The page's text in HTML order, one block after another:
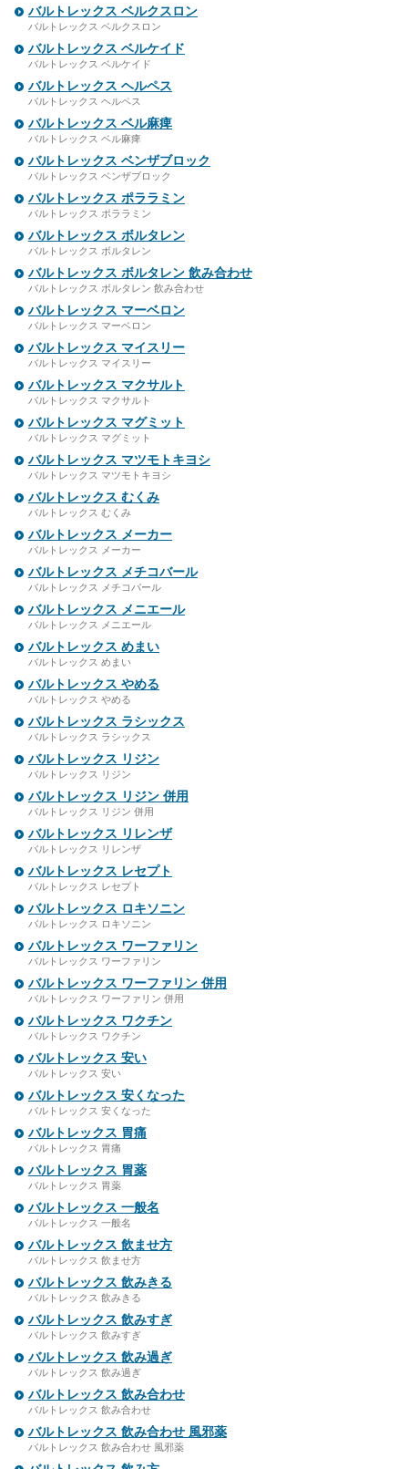
バルトレックス ベルクスロン
バルトレックス ベルクスロン
バルトレックス ベルケイド
バルトレックス ベルケイド
バルトレックス ヘルペス
バルトレックス ヘルペス
バルトレックス ベル麻痺
バルトレックス ベル麻痺
バルトレックス ベンザブロック
バルトレックス ベンザブロック
バルトレックス ポララミン
バルトレックス ポララミン
バルトレックス ボルタレン
バルトレックス ボルタレン
バルトレックス ボルタレン 飲み合わせ
バルトレックス ボルタレン 飲み合わせ
バルトレックス マーベロン
バルトレックス マーベロン
バルトレックス マイスリー
バルトレックス マイスリー
バルトレックス マクサルト
バルトレックス マクサルト
バルトレックス マグミット
バルトレックス マグミット
バルトレックス マツモトキヨシ
バルトレックス マツモトキヨシ
バルトレックス むくみ
バルトレックス むくみ
バルトレックス メーカー
バルトレックス メーカー
バルトレックス メチコバール
バルトレックス メチコバール
バルトレックス メニエール
バルトレックス メニエール
バルトレックス めまい
バルトレックス めまい
バルトレックス やめる
バルトレックス やめる
バルトレックス ラシックス
バルトレックス ラシックス
バルトレックス リジン
バルトレックス リジン
バルトレックス リジン 併用
バルトレックス リジン 併用
バルトレックス リレンザ
バルトレックス リレンザ
バルトレックス レセプト
バルトレックス レセプト
バルトレックス ロキソニン
バルトレックス ロキソニン
バルトレックス ワーファリン
バルトレックス ワーファリン
バルトレックス ワーファリン 併用
バルトレックス ワーファリン 併用
バルトレックス ワクチン
バルトレックス ワクチン
バルトレックス 安い
バルトレックス 安い
バルトレックス 安くなった
バルトレックス 安くなった
バルトレックス 胃痛
バルトレックス 胃痛
バルトレックス 胃薬
バルトレックス 胃薬
バルトレックス 一般名
バルトレックス 一般名
バルトレックス 飲ませ方
バルトレックス 飲ませ方
バルトレックス 飲みきる
バルトレックス 飲みきる
バルトレックス 飲みすぎ
バルトレックス 飲みすぎ
バルトレックス 飲み過ぎ
バルトレックス 飲み過ぎ
バルトレックス 飲み合わせ
バルトレックス 飲み合わせ
バルトレックス 飲み合わせ 風邪薬
バルトレックス 飲み合わせ 風邪薬